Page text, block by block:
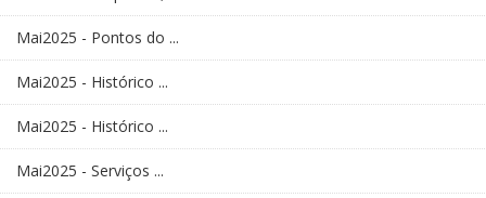
Mai2025 - Pontos do ...
Mai2025 - Histórico ...
Mai2025 - Histórico ...
Mai2025 - Serviços ...